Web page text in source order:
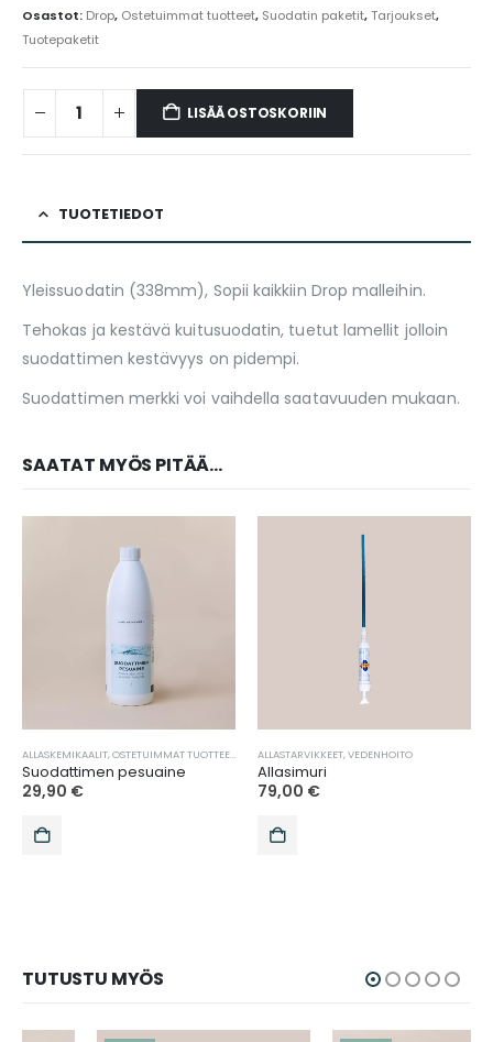
Osastot: Drop, Ostetuimmat tuotteet, Suodatin paketit,Tarjoukset,
Tuotepaketit
LISÄÄ OSTOSKORIIN
TUOTETIEDOT
Yleissuodatin (338mm), Sopii kaikkiin Drop malleihin.
Tehokas ja kestävä kuitusuodatin, tuetut lamellit jolloin
suodattimen kestävyys on pidempi.
Suodattimen merkki voi vaihdella saatavuuden mukaan.
SAATAT MYÖS PITÄÄ...
ALLASKEMIKAALIT,OSTETUIMMAT TUOTTEET SUODATTIMEN PUHDISTUS,VEDENHOITO
Suodattimen pesuaine
29,90 €
ALLASTARVIKKEET,VEDENHOITO
Allasimuri
79,00 €
TUTUSTU MYÖS